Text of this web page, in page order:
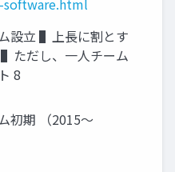
設⽴ ▌上⻑に割とす
ただし、⼀⼈チーム
8
初期 （2015〜